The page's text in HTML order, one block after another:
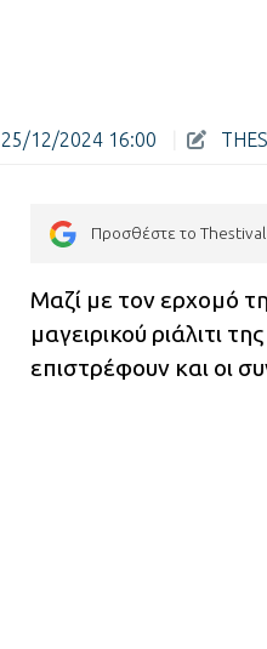
25/12/2024 16:00
Προσθέστε το
Μαζί με τον ερχομό
μαγειρικού ριάλιτι
επιστρέφουν και οι